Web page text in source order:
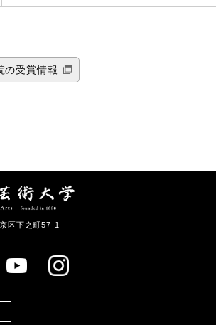
の受賞情報
区下之町57-1